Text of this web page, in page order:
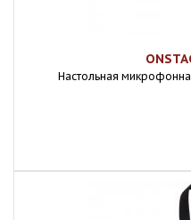
Настольная